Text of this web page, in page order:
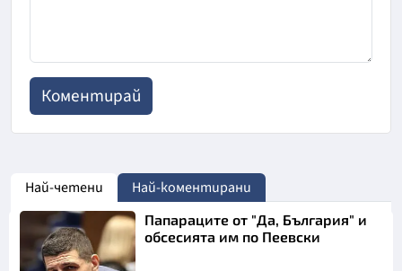
Най-четени Най-коментирани
Папараците от "Да, България" и
обсесията им по Пеевски